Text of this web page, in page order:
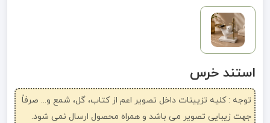
استند خرس
توجه : کلیه تزیینات داخل تصویر اعم از کتاب، گل، شمع و... صرفاً
جهت زیبایی تصویر می باشد و همراه محصول ارسال نمی شود.